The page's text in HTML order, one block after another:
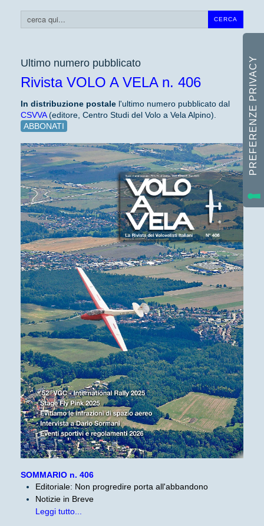
CERCA
Ultimo numero pubblicato
Rivista VOLO A VELA n. 406
In distribuzione postale l'ultimo numero pubblicato dal
CSVVA(editore, Centro Studi del Volo a Vela Alpino).
ABBONATI
SOMMARIO n. 406
Editoriale: Non progredire porta all'abbandono
Notizie in Breve
Leggi tutto...